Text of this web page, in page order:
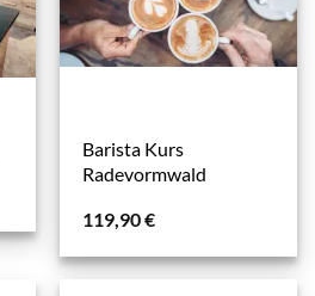
Barista Kurs
Radevormwald
119,90€